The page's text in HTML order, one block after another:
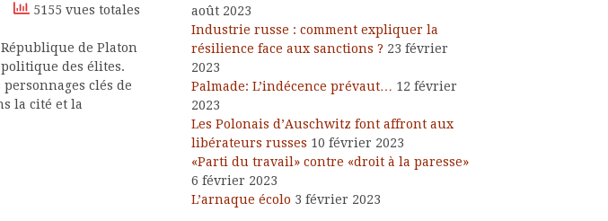
5155 vues totales
de Platon
des élites.
clés de
la cité et la
août 2023
Industrie russe : comment expliquer la
résilience face aux sanctions ? 23 février
2023
Palmade: L’indécence prévaut… 12 février
2023
Les Polonais d’Auschwitz font affront aux
libérateurs russes 10 février 2023
«Parti du travail» contre «droit à la paresse»
6 février 2023
L’arnaque écolo 3 février 2023